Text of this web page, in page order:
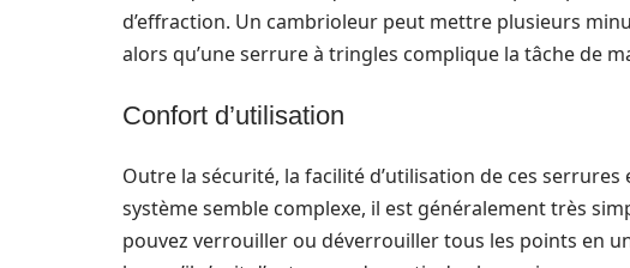
d’effraction. Un cambrioleur peut mettre plusieurs
alors qu’une serrure à tringles complique la tâche de
Confort d’utilisation
Outre la sécurité, la facilité d’utilisation de ces
système semble complexe, il est généralement très
pouvez verrouiller ou déverrouiller tous les points en